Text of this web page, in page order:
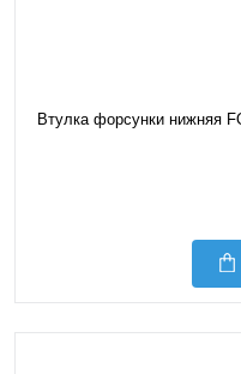
Втулка форсунки нижняя